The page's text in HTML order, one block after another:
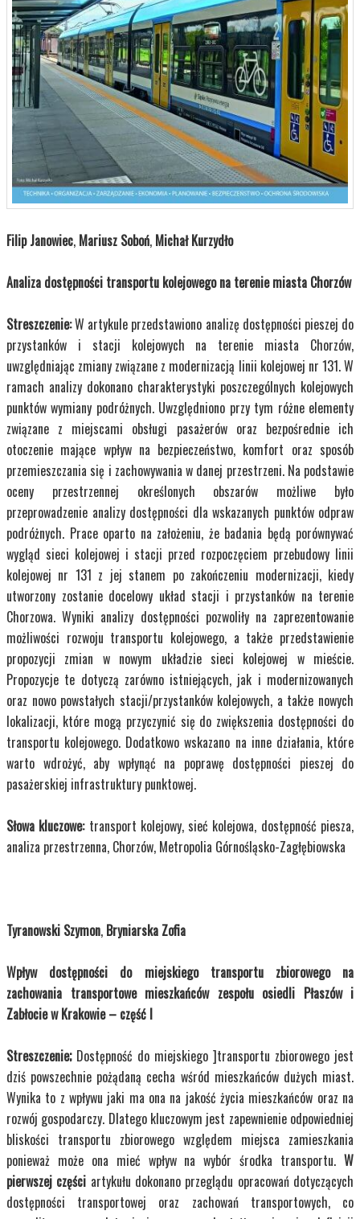
Filip Janowiec, Mariusz Soboń, Michał Kurzydło
Analiza dostępności transportu kolejowego na terenie miasta Chorzów
Streszczenie:W artykule przedstawiono analizę dostępności pieszej do
przystanków i stacji kolejowych na terenie miasta Chorzów,
uwzględniając zmiany związane z modernizacją linii kolejowej nr 131. W
ramach analizy dokonano charakterystyki poszczególnych kolejowych
punktów wymiany podróżnych. Uwzględniono przy tym różne elementy
związane z miejscami obsługi pasażerów oraz bezpośrednie ich
otoczenie mające wpływ na bezpieczeństwo, komfort oraz sposób
przemieszczania się i zachowywania w danej przestrzeni. Na podstawie
oceny przestrzennej określonych obszarów możliwe było
przeprowadzenie analizy dostępności dla wskazanych punktów odpraw
podróżnych. Prace oparto na założeniu, że badania będą porównywać
wygląd sieci kolejowej i stacji przed rozpoczęciem przebudowy linii
kolejowej nr 131 z jej stanem po zakończeniu modernizacji, kiedy
utworzony zostanie docelowy układ stacji i przystanków na terenie
Chorzowa. Wyniki analizy dostępności pozwoliły na zaprezentowanie
możliwości rozwoju transportu kolejowego, a także przedstawienie
propozycji zmian w nowym układzie sieci kolejowej w mieście.
Propozycje te dotyczą zarówno istniejących, jak i modernizowanych
oraz nowo powstałych stacji/przystanków kolejowych, a także nowych
lokalizacji, które mogą przyczynić się do zwiększenia dostępności do
transportu kolejowego. Dodatkowo wskazano na inne działania, które
warto wdrożyć, aby wpłynąć na poprawę dostępności pieszej do
pasażerskiej infrastruktury punktowej.
Słowa kluczowe: transport kolejowy, sieć kolejowa, dostępność piesza,
analiza przestrzenna, Chorzów, Metropolia Górnośląsko-Zagłębiowska
Tyranowski Szymon, Bryniarska Zofia
Wpływ dostępności do miejskiego transportu zbiorowego na
zachowania transportowe mieszkańców zespołu osiedli Płaszów i
Zabłocie w Krakowie – część I
Streszczenie; Dostępność do miejskiego ]transportu zbiorowego jest
dziś powszechnie pożądaną cecha wśród mieszkańców dużych miast.
Wynika to z wpływu jaki ma ona na jakość życia mieszkańców oraz na
rozwój gospodarczy. Dlatego kluczowym jest zapewnienie odpowiedniej
bliskości transportu zbiorowego względem miejsca zamieszkania
ponieważ może ona mieć wpływ na wybór środka transportu. W
pierwszej części artykułu dokonano przeglądu opracowań dotyczących
dostępności transportowej oraz zachowań transportowych, co